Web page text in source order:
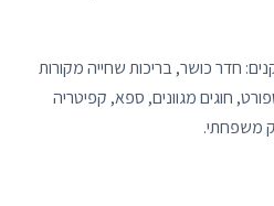
חדר כושר, בריכות שחייה מקורות
חוגים מגוונים, ספא, קפיטריה
משפחתי.